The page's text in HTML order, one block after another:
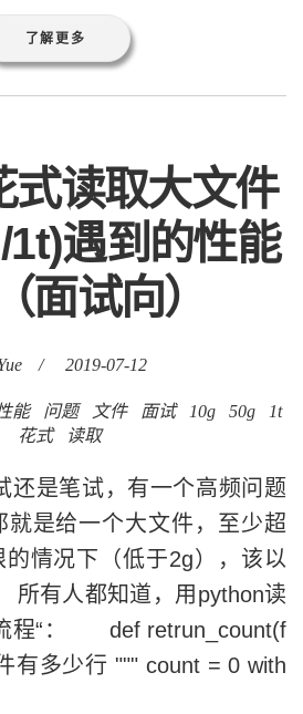
了解更多
读取大文件
1t)遇到的性能
面试向）
/ 2019-07-12
能 问题 文件 面试 10g 50g
1t
花式
读取
是笔试，有一个高频问题
就是给一个大文件，至少超
情况下（低于2g），该以
有人都知道，用python读
程“： def retrun_count(f
有多少行 """ count = 0 with